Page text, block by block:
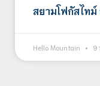
สยามโฟกัสไท
Hello Mountain 9